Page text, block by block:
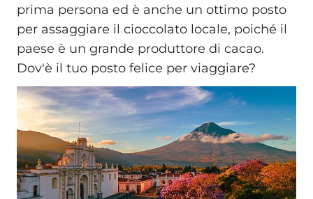
prima persona ed è anche un ottimo posto
per assaggiare il cioccolato locale, poiché il
paese è un grande produttore di cacao.
Dov'è il tuo posto felice per viaggiare?